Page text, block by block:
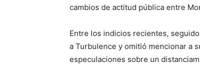
cambios de actitud pública entre
Entre los indicios recientes,
a Turbulence y omitió mencionar a
especulaciones sobre un